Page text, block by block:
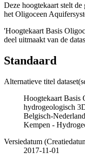
Deze hoogtekaart stelt
het Oligoceen
'Hoogtekaart Basis
deel uitmaakt van de
Standaard
Alternatieve titel
Hoogtekaart Basis
hydrogeologisch
Belgisch-
Kempen -
Versiedatum
2017-11-01